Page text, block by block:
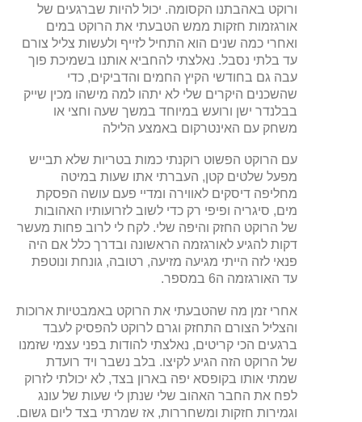
ורוקט באהבתנו הקסומה. יכול להיות שברגעים של
אורגזמות חזקות ממש הטבעתי את הרוקט במים
ואחרי כמה שנים הוא התחיל לזייף ולעשות צליל צורם
עד בלתי נסבל. נאלצתי להחביא אותנו בשמיכת פוך
עבה גם בחודשי הקיץ החמים והדביקים, כדי
שהשכנים היקרים שלי לא יתהו למה מישהו מכין שייק
בבלנדר ישן ורועש במיוחד במשך שעה וחצי או
משחק עם האינטרקום באמצע הלילה
עם הרוקט הפשוט רוקנתי כמות בטריות שלא תבייש
מפעל שלטים קטן, העברתי אתו שעות במיטה
מחליפה דיסקים לאווירה ומדיי פעם עושה הפסקת
מים, סיגריה ופיפי רק כדי לשוב לזרועותיו האהובות
של הרוקט החזק והיפה שלי. לקח לי לרוב פחות מעשר
דקות להגיע לאורגזמה הראשונה ובדרך כלל אם היה
פנאי לזה הייתי מגיעה מזיעה, רטובה, גונחת ונוטפת
עד האורגזמה ה6 במספר.
אחרי זמן מה שהטבעתי את הרוקט באמבטיות ארוכות
והצליל הצורם התחזק וגרם לרוקט להפסיק לעבד
ברגעים הכי קריטים, נאלצתי להודות בפני עצמי שזמנו
של הרוקט הזה הגיע לקיצו. בלב נשבר ויד רועדת
שמתי אותו בקופסא יפה בארון בצד, לא יכולתי לזרוק
לפח את החבר האהוב שלי שנתן לי שעות של עונג
וגמירות חזקות ומשחררות, אז שמרתי בצד ליום גשום.